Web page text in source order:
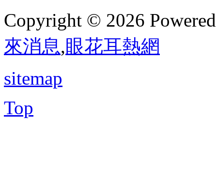
Copyright © 2026
來消息,眼花耳熱網
sitemap
Top